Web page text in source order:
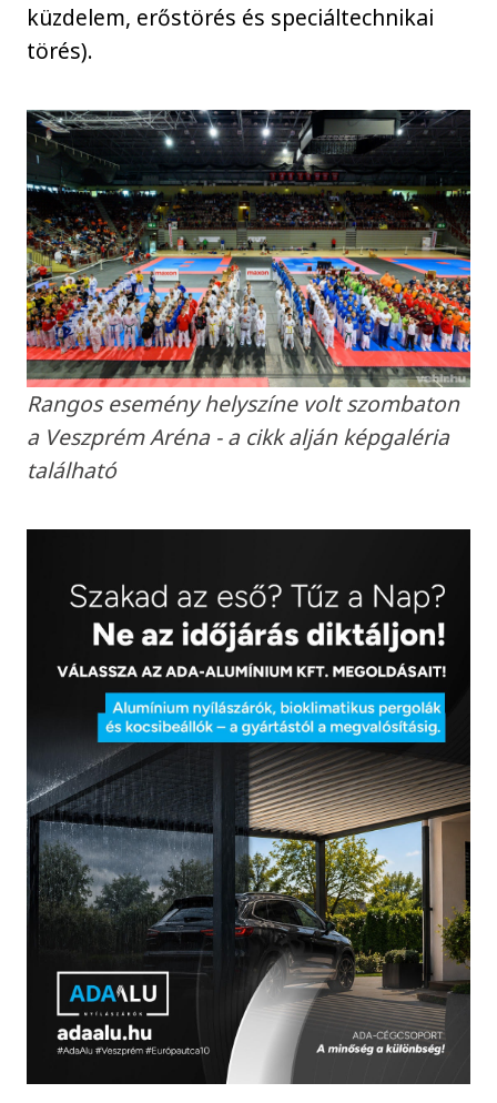
küzdelem, erőstörés és speciáltechnikai
törés).
Rangos esemény helyszíne volt szombaton
a Veszprém Aréna - a cikk alján képgaléria
található